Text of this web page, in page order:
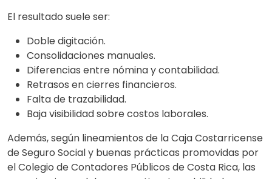
El resultado suele ser:
Doble digitación.
Consolidaciones manuales.
Diferencias entre nómina y contabilidad.
Retrasos en cierres financieros.
Falta de trazabilidad.
Baja visibilidad sobre costos laborales.
Además, según lineamientos de la Caja Costarricense
de Seguro Social y buenas prácticas promovidas por
el Colegio de Contadores Públicos de Costa Rica, las